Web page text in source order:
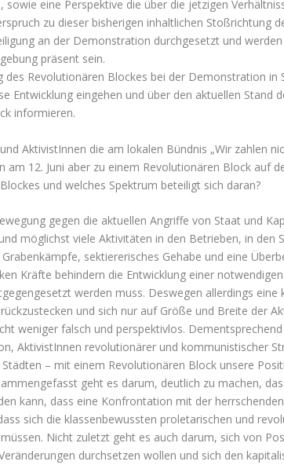
eine Perspektive die über die jetzigen
zu dieser bisherigen inhaltlichen Stoßrichtung
an der Demonstration durchgesetzt und
präsent sein.
des Revolutionären Blockes bei der Demonstration
Entwicklung eingehen und über den aktuellen Stand
informieren.
AktivistInnen die am lokalen Bündnis „Wir zahlen
am 12. Juni aber zu einem Revolutionären Block auf
und welches Spektrum beteiligt sich daran?
gegen die aktuellen Angriffe von Staat und
möglichst viele Aktivitäten in den Betrieben, in den
sektiererisches Gehabe und eine
Kräfte behindern die Entwicklung einer
werden muss. Deswegen allerdings eine
und sich nur auf Größe und Breite der
weniger falsch und perspektivlos.
AktivistInnen revolutionärer und kommunistischer
– mit einem Revolutionären Block unsere
geht es darum, deutlich zu machen,
kann, dass eine Konfrontation mit der
sich die klassenbewussten proletarischen und
Nicht zuletzt geht es auch darum, sich von
durchsetzen wollen und sich den